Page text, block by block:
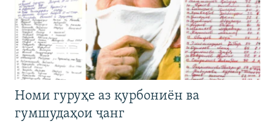
Номи гуруҳе аз қурбониён ва
гумшудаҳои ҷанг